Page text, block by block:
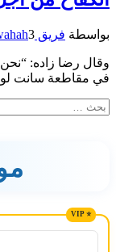
بواسطة فريق alwahah 3 أغسطس، 2024
وقال رضا زاده:
في مقاطعة سانت
البحث